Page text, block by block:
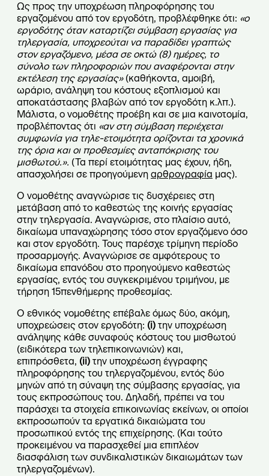
Ως προς την υποχρέωση πληροφόρησης του
εργαζομένου από τον εργοδότη, προβλέφθηκε ότι: «ο
εργοδότης όταν καταρτίζει σύμβαση εργασίας για
τηλεργασία, υποχρεούται να παραδίδει γραπτώς
στον εργαζόμενο, μέσα σε οκτώ (8) ημέρες, το
σύνολο των πληροφοριών που αναφέρονται στην
εκτέλεση της εργασίας»(καθήκοντα, αμοιβή,
ωράριο, ανάληψη του κόστους εξοπλισμού και
αποκατάστασης βλαβών από τον εργοδότη κ.λπ.).
Μάλιστα, ο νομοθέτης προέβη και σε μια καινοτομία,
προβλέποντας ότι «αν στη σύμβαση περιέχεται
συμφωνία για τηλε-ετοιμότητα ορίζονται τα χρονικά
της όρια και οι προθεσμίες ανταπόκρισης του
μισθωτού.». (Τα περί ετοιμότητας μας έχουν, ήδη,
απασχολήσει σε προηγούμενη αρθρογραφία μας).
O νομοθέτης αναγνώρισε τις δυσχέρειες στη
μετάβαση από το καθεστώς της κοινής εργασίας
στην τηλεργασία. Αναγνώρισε, στο πλαίσιο αυτό,
δικαίωμα υπαναχώρησης τόσο στον εργαζόμενο όσο
και στον εργοδότη. Τους παρέσχε τρίμηνη περίοδο
προσαρμογής. Αναγνώρισε σε αμφότερους το
δικαίωμα επανόδου στο προηγούμενο καθεστώς
εργασίας, εντός του συγκεκριμένου τριμήνου, με
τήρηση 15πενθήμερης προθεσμίας.
Ο εθνικός νομοθέτης επέβαλε όμως δύο, ακόμη,
υποχρεώσεις στον εργοδότη: (i) την υποχρέωση
ανάληψης κάθε συναφούς κόστους του μισθωτού
(ειδικότερα των τηλεπικοινωνιών) και,
επιπρόσθετα, (ii) την υποχρέωση έγγραφης
πληροφόρησης του τηλεργαζομένου, εντός δύο
μηνών από τη σύναψη της σύμβασης εργασίας, για
τους εκπροσώπους του. Δηλαδή, πρέπει να του
παράσχει τα στοιχεία επικοινωνίας εκείνων, οι οποίοι
εκπροσωπούν τα εργατικά δικαιώματα του
προσωπικού εντός της επιχείρησης. (Και τούτο
προκειμένου να παρασχεθεί μια επιπλέον
διασφάλιση των συνδικαλιστικών δικαιωμάτων των
τηλεργαζομένων).